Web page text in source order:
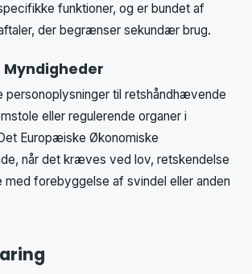
funktioner, og er bundet af
der begrænser sekundær brug.
Myndigheder
personoplysninger til retshåndhævende
eller regulerende organer i
Europæiske Økonomiske
når det kræves ved lov, retskendelse
med forebyggelse af svindel eller anden